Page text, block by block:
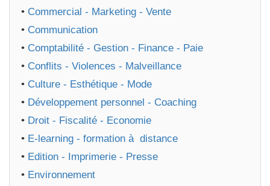
• Commercial - Marketing - Vente
• Communication
• Comptabilité - Gestion - Finance - Paie
• Conflits - Violences - Malveillance
• Culture - Esthétique - Mode
• Développement personnel - Coaching
• Droit - Fiscalité - Economie
• E-learning - formation à distance
• Edition - Imprimerie - Presse
• Environnement